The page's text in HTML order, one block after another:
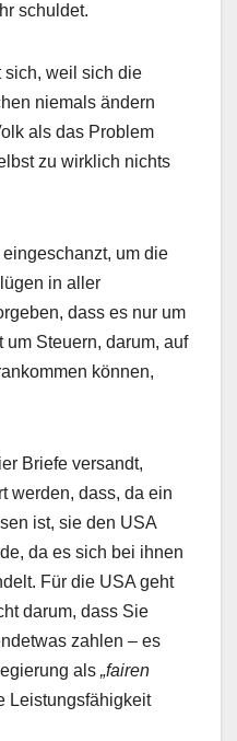
schuldet.
sich, weil sich die
niemals ändern
als das Problem
zu wirklich nichts
um die
in aller
dass es nur um
um Steuern, darum, auf
können,
Briefe versandt,
werden, dass, da ein
ist, sie den USA
da es sich bei ihnen
Für die USA geht
darum, dass Sie
zahlen – es
als „fairen
Leistungsfähigkeit